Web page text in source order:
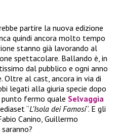
partire la nuova edizione
quindi ancora molto tempo
stanno già lavorando al
spettacolare. Ballando è, in
dal pubblico e ogni anno
al cast, ancora in via di
legati alla giuria specie dopo
punto fermo quale Selvaggia
“L’Isola dei Famosi“. E gli
Canino, Guillermo